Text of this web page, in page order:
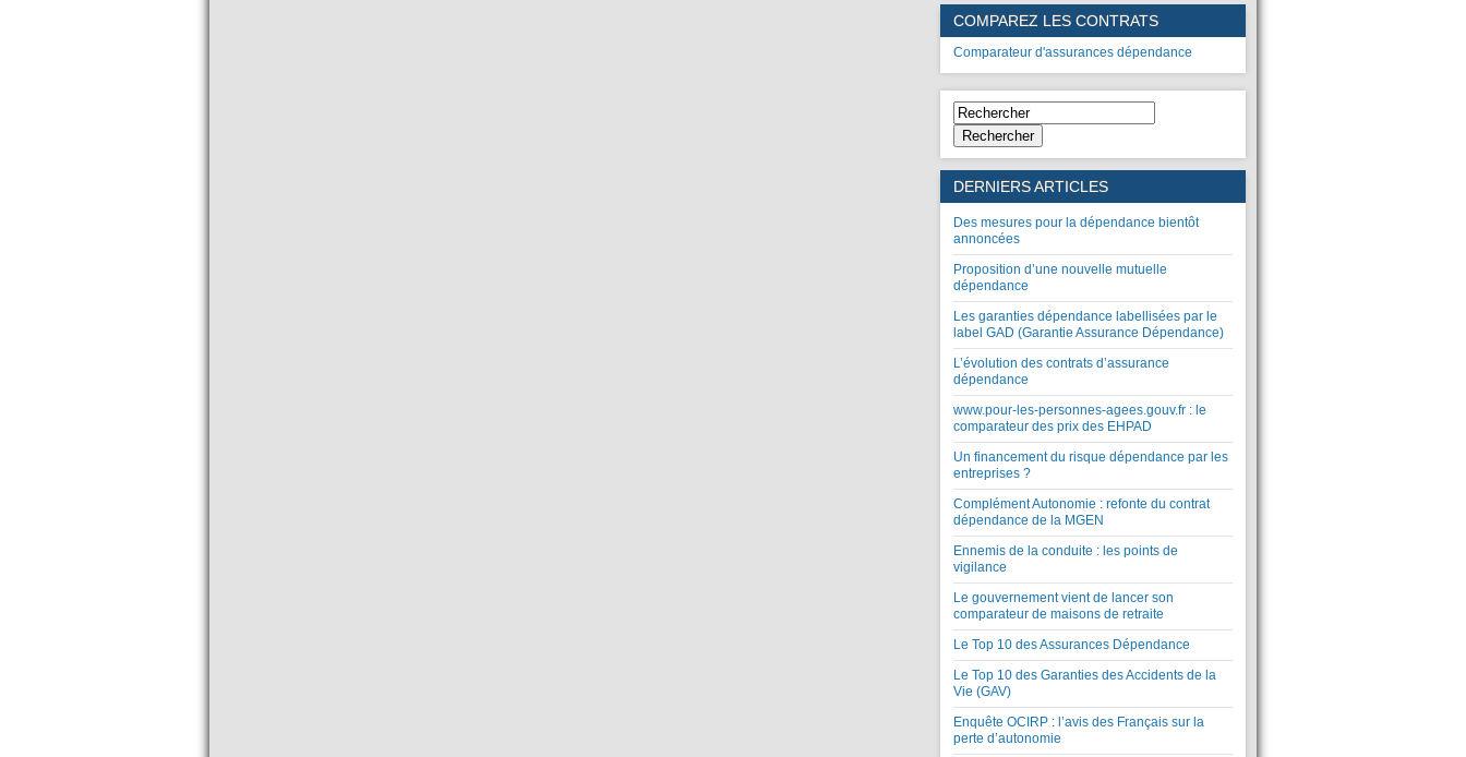
COMPAREZ LES CONTRATS
Comparateur d'assurances dépendance
Rechercher
DERNIERS ARTICLES
Des mesures pour la dépendance bientôt
annoncées
Proposition d’une nouvelle mutuelle
dépendance
Les garanties dépendance labellisées par le
label GAD (Garantie Assurance Dépendance)
L’évolution des contrats d’assurance
dépendance
www.pour-les-personnes-agees.gouv.fr : le
comparateur des prix des EHPAD
Un financement du risque dépendance par les
entreprises ?
Complément Autonomie : refonte du contrat
dépendance de la MGEN
Ennemis de la conduite : les points de
vigilance
Le gouvernement vient de lancer son
comparateur de maisons de retraite
Le Top 10 des Assurances Dépendance
Le Top 10 des Garanties des Accidents de la
Vie (GAV)
Enquête OCIRP : l’avis des Français sur la
perte d’autonomie